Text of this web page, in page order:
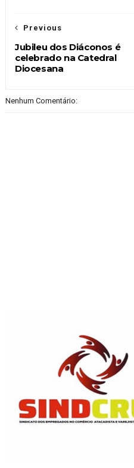
Previous
Jubileu dos Diáconos é
celebrado na Catedral
Diocesana
Nenhum Comentário: